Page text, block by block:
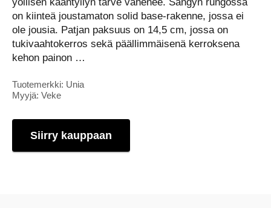
on kiinteä joustamaton solid base-rakenne, jossa ei
ole jousia. Patjan paksuus on 14,5 cm, jossa on
tukivaahtokerros sekä päällimmäisenä kerroksena
kehon painon …
Tuotemerkki: Unia
Myyjä: Veke
Siirry kauppaan